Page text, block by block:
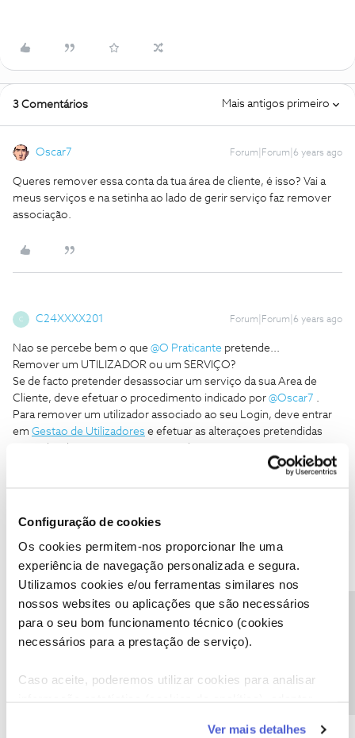
Configuração de cookies
Os cookies permitem-nos proporcionar lhe uma
experiência de navegação personalizada e segura.
Utilizamos cookies e/ou ferramentas similares nos
nossos websites ou aplicações que são necessários
para o seu bom funcionamento técnico (cookies
necessários para a prestação de serviço).
Caso aceite, poderemos utilizar cookies para analisar
Ver mais detalhes
3 Comentários Mais antigos primeiro
Oscar7 Forum|Forum|6 years ago
Queres remover essa conta da tua área de cliente, é isso? Vai a
meus serviços e na setinha ao lado de gerir serviço faz remover
associação.
C C24XXXX201 Forum|Forum|6 years ago
Nao se percebe bem o que @O Praticante pretende...
Remover um UTILIZADOR ou um SERVIÇO?
Se de facto pretender desassociar um serviço da sua Area de
Cliente, deve efetuar o procedimento indicado por @Oscar7 .
Para remover um utilizador associado ao seu Login, deve entrar
em Gestao de Utilizadores e efetuar as alteraçoes pretendidas
quem se propõem ajudar sem nada em troca... nem mesmo um
obrigado;)
Forum|Forum|6 years ago